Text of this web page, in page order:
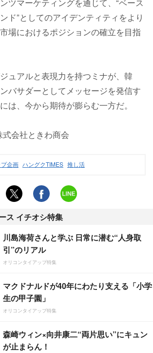
ド”としてのアイデンティティをより
場におけるポジションの確立を目指
ュアルと表現力を持つミナが、韓
バサダーとしてメッセージを発信す
は、今から期待が膨らむ一方だ。
会社ときわ商会
企画 ハングクTIMES 推し活
ス イチオシ特集
川島海荷さんと学ぶ 日常に潜む“人身取
引”のリアル
オリコンタイアップ特集
マクドナルドが40年にわたり支える「小学
生の甲子園」
オリコンタイアップ特集
森崎ウィン×向井康二“両片思い”にキュン
が止まらん！